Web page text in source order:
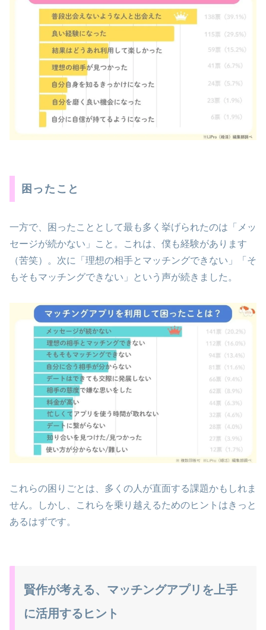
困ったこと
一方で、困ったこととして最も多く挙げられたのは「メッ
セージが続かない」こと。これは、僕も経験があります
（苦笑）。次に「理想の相手とマッチングできない」「そ
もそもマッチングできない」という声が続きました。
これらの困りごとは、多くの人が直面する課題かもしれま
せん。しかし、これらを乗り越えるためのヒントはきっと
あるはずです。
賢作が考える、マッチングアプリを上手
に活用するヒント